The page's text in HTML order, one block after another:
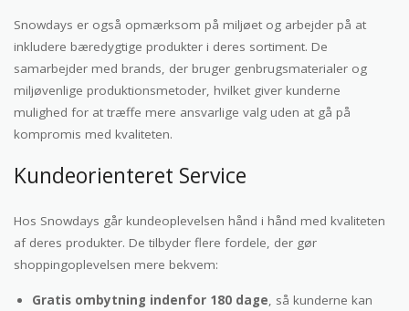
Snowdays er også opmærksom på miljøet og arbejder på at
inkludere bæredygtige produkter i deres sortiment. De
samarbejder med brands, der bruger genbrugsmaterialer og
miljøvenlige produktionsmetoder, hvilket giver kunderne
mulighed for at træffe mere ansvarlige valg uden at gå på
kompromis med kvaliteten.
Kundeorienteret Service
Hos Snowdays går kundeoplevelsen hånd i hånd med kvaliteten
af deres produkter. De tilbyder flere fordele, der gør
shoppingoplevelsen mere bekvem:
Gratis ombytning indenfor 180 dage, så kunderne kan